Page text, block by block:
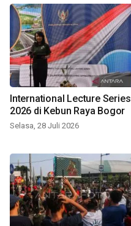
International Lecture Series
2026 di Kebun Raya Bogor
Selasa, 28 Juli 2026